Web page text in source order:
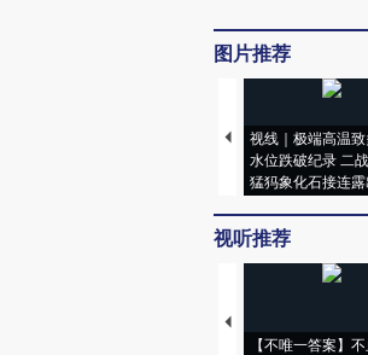
图片推荐
视线｜极端高温
水位跌破纪录 二
猛犸象化石接连露
视听推荐
【不唯一答案】